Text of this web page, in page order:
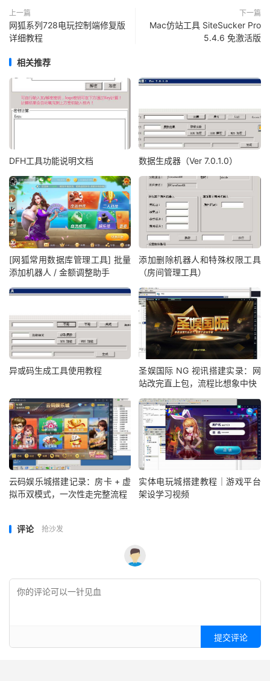
上一篇
网狐系列728电玩控制端修复版
详细教程
下一篇
Mac仿站工具 SiteSucker Pro
5.4.6 免激活版
相关推荐
DFH工具功能说明文档 数据生成器（Ver 7.0.1.0）
[网狐常用数据库管理工具] 批量
添加机器人 / 金额调整助手
添加删除机器人和特殊权限工具
（房间管理工具）
异或码生成工具使用教程
圣娱国际 NG 视讯搭建实录：网
站改完直上包，流程比想象中快
云码娱乐城搭建记录：房卡 + 虚
拟币双模式，一次性走完整流程
实体电玩城搭建教程｜游戏平台
架设学习视频
评论 抢沙发
提交评论